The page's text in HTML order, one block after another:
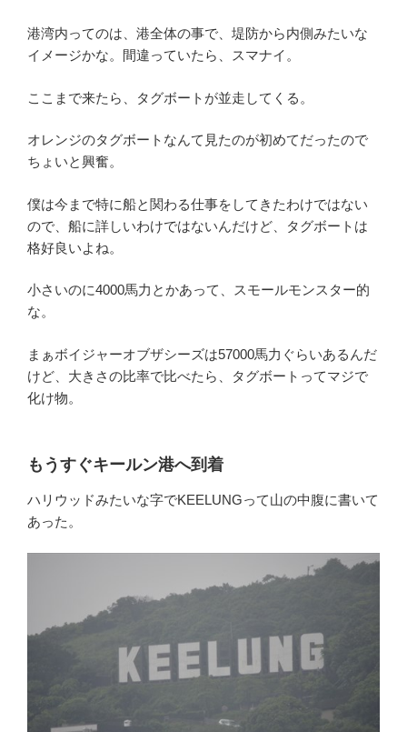
港湾内ってのは、港全体の事で、堤防から内側みたいな
イメージかな。間違っていたら、スマナイ。
ここまで来たら、タグボートが並走してくる。
オレンジのタグボートなんて見たのが初めてだったので
ちょいと興奮。
僕は今まで特に船と関わる仕事をしてきたわけではない
ので、船に詳しいわけではないんだけど、タグボートは
格好良いよね。
小さいのに4000馬力とかあって、スモールモンスター的
な。
まぁボイジャーオブザシーズは57000馬力ぐらいあるんだ
けど、大きさの比率で比べたら、タグボートってマジで
化け物。
もうすぐキールン港へ到着
ハリウッドみたいな字でKEELUNGって山の中腹に書いて
あった。